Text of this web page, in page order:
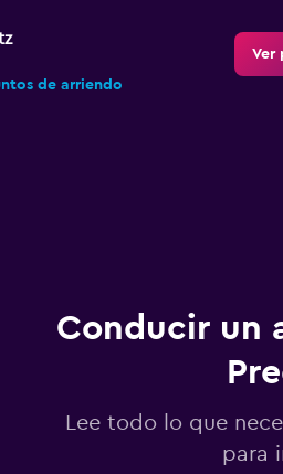
de arriendo
Ver
Conducir un
Lee todo lo que
para